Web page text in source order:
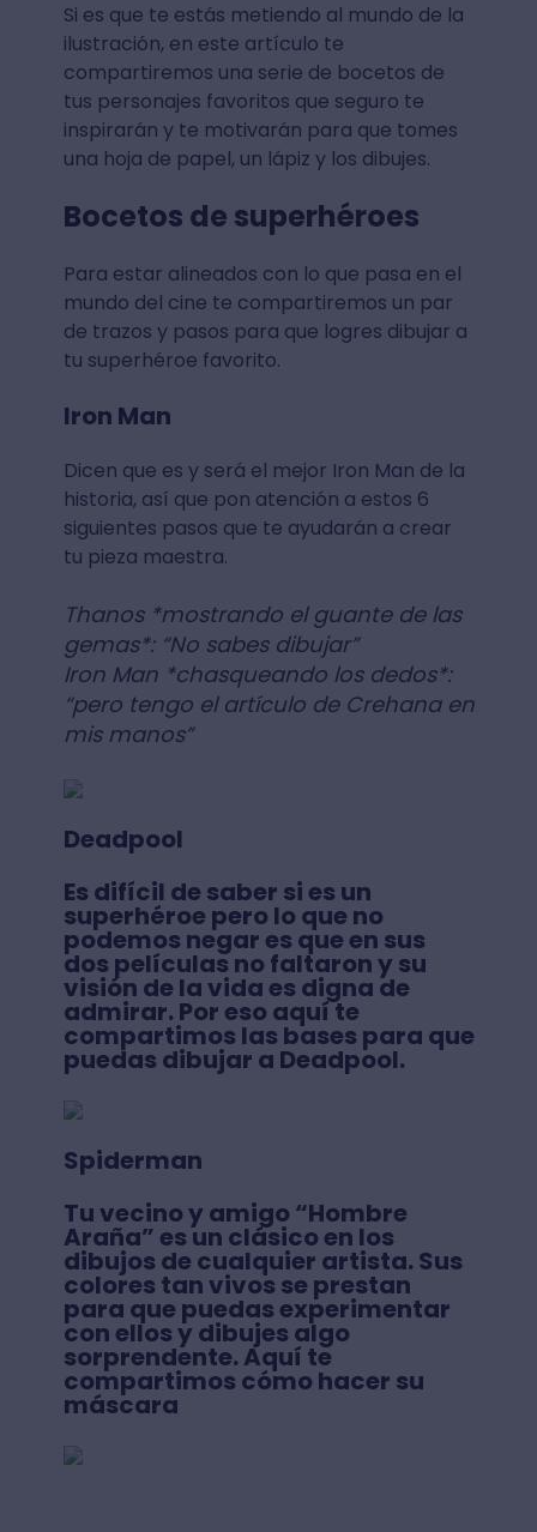
Si es que te estás metiendo al mundo de la
ilustración, en este artículo te
compartiremos una serie de bocetos de
tus personajes favoritos que seguro te
inspirarán y te motivarán para que tomes
una hoja de papel, un lápiz y los dibujes.
Bocetos de superhéroes
Para estar alineados con lo que pasa en el
mundo del cine te compartiremos un par
de trazos y pasos para que logres dibujar a
tu superhéroe favorito.
Iron Man
Dicen que es y será el mejor Iron Man de la
historia, así que pon atención a estos 6
siguientes pasos que te ayudarán a crear
tu pieza maestra.
Thanos *mostrando el guante de las
gemas*: “No sabes dibujar”
Iron Man *chasqueando los dedos*:
“pero tengo el artículo de Crehana en
mis manos”
Deadpool
Es difícil de saber si es un
superhéroe pero lo que no
podemos negar es que en sus
dos películas no faltaron y su
visión de la vida es digna de
admirar. Por eso aquí te
compartimos las bases para que
puedas dibujar a Deadpool.
Spiderman
Tu vecino y amigo “Hombre
Araña” es un clásico en los
dibujos de cualquier artista. Sus
colores tan vivos se prestan
para que puedas experimentar
con ellos y dibujes algo
sorprendente. Aquí te
compartimos cómo hacer su
máscara